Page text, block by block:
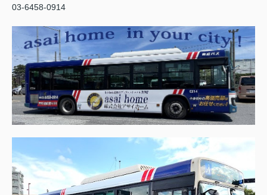
03-6458-0914